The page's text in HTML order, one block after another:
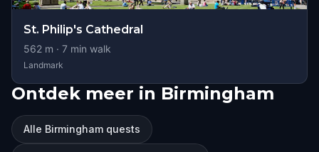
St. Philip's Cathedral
562 m · 7 min walk
Landmark
Ontdek meer in Birmingham
Alle Birmingham quests